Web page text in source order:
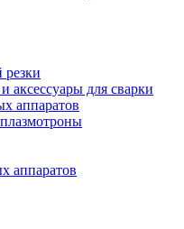
аксессуары для сварки
аппаратов
аппаратов